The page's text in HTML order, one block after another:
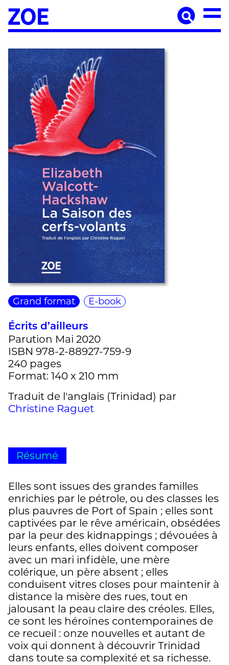
Accueil
À paraître
Catalogue
Auteur·ices
Agenda
Les éditions Zoé
Diffusion
Médiation culturelle
Manuscrits
Foreign rights
Contact
Mentions légales
Newsletter
Grand format E-book
Écrits d’ailleurs
Parution Mai 2020
ISBN 978-2-88927-759-9
240 pages
Format: 140 x 210 mm
Traduit de l'anglais (Trinidad) par
Christine Raguet
Résumé
Elles sont issues des grandes familles
enrichies par le pétrole, ou des classes les
plus pauvres de Port of Spain ; elles sont
captivées par le rêve américain, obsédées
par la peur des kidnappings ; dévouées à
leurs enfants, elles doivent composer
avec un mari infidèle, une mère
colérique, un père absent ; elles
conduisent vitres closes pour maintenir à
distance la misère des rues, tout en
jalousant la peau claire des créoles. Elles,
ce sont les héroïnes contemporaines de
ce recueil : onze nouvelles et autant de
voix qui donnent à découvrir Trinidad
dans toute sa complexité et sa richesse.